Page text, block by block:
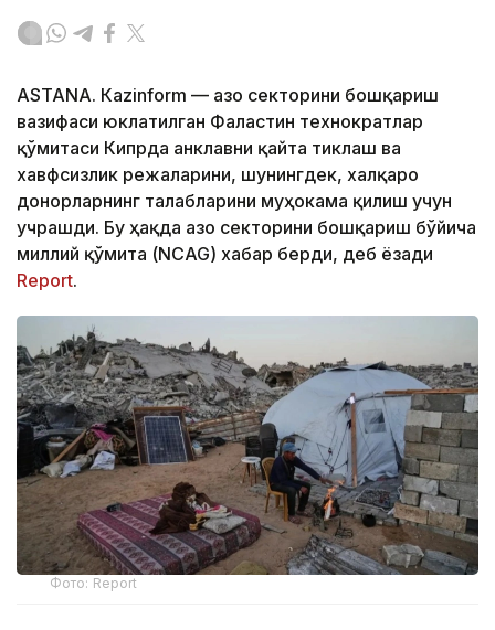
ASTANА. Кazinform — Ғазо секторини бошқариш
вазифаси юклатилган Фаластин технократлар
қўмитаси Кипрда анклавни қайта тиклаш ва
хавфсизлик режаларини, шунингдек, халқаро
донорларнинг талабларини муҳокама қилиш учун
учрашди. Бу ҳақда Ғазо секторини бошқариш бўйича
миллий қўмита (NCAG) хабар берди, деб ёзади
Report.
Фото: Report